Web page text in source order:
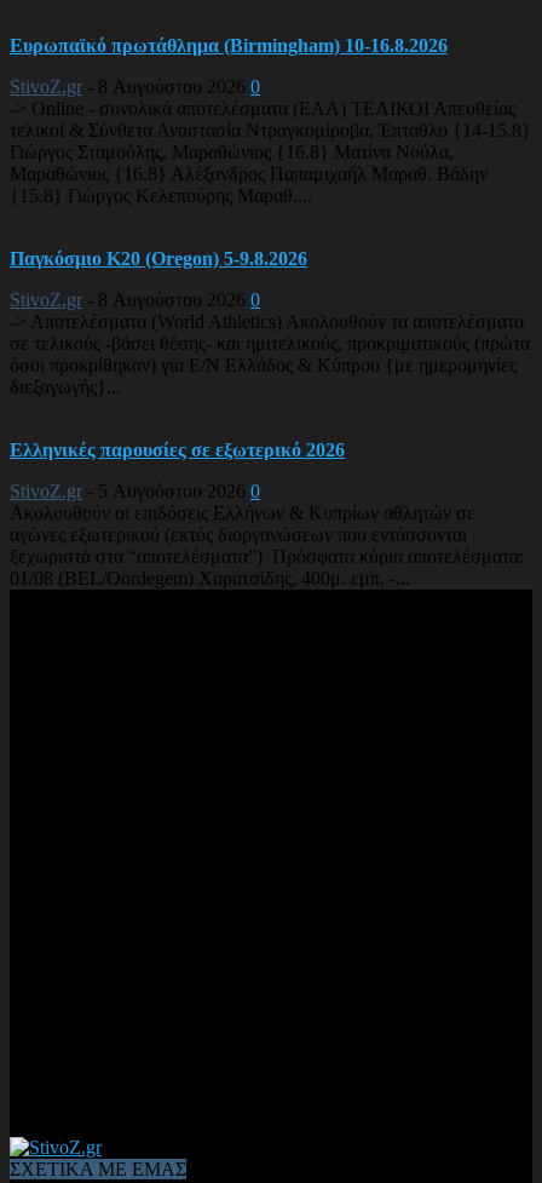
Ευρωπαϊκό πρωτάθλημα (Birmingham) 10-16.8.2026
StivoZ.gr - 8 Αυγούστου 2026 0
-> Online - συνολικά αποτελέσματα (EAA) ΤΕΛΙΚΟΙ Απευθείας
τελικοί & Σύνθετα Αναστασία Ντραγκομίροβα, Έπταθλο {14-15.8}
Γιώργος Σταμούλης, Μαραθώνιος {16.8} Ματίνα Νούλα,
Μαραθώνιος {16.8} Αλέξανδρος Παπαμιχαήλ Μαραθ. Βάδην
{15.8} Γιώργος Κελεπούρης Μαραθ....
Παγκόσμιο Κ20 (Oregon) 5-9.8.2026
StivoZ.gr - 8 Αυγούστου 2026 0
-> Αποτελέσματα (World Athletics) Ακολουθούν τα αποτελέσματα
σε τελικούς -βάσει θέσης- και ημιτελικούς, προκριματικούς (πρώτα
όσοι προκρίθηκαν) για Ε/Ν Ελλάδος & Κύπρου {με ημερομηνίες
διεξαγωγής}...
Ελληνικές παρουσίες σε εξωτερικό 2026
StivoZ.gr - 5 Αυγούστου 2026 0
Ακολουθούν οι επιδόσεις Ελλήνων & Κυπρίων αθλητών σε
αγώνες εξωτερικού (εκτός διοργανώσεων που εντάσσονται
ξεχωριστά στα “αποτελέσματα”) Πρόσφατα κύρια αποτελέσματα:
01/08 (BEL/Oordegem) Χαρατσίδης, 400μ. εμπ. -...
ΣΧΕΤΙΚΑ ΜΕ ΕΜΑΣ